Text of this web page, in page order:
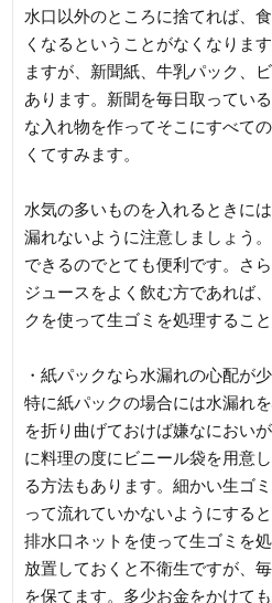
水口以外のところに捨てれば、
くなるということがなくなりま
ますが、新聞紙、牛乳パック、
あります。新聞を毎日取ってい
な入れ物を作ってそこにすべて
くてすみます。
水気の多いものを入れるときに
漏れないように注意しましょう
できるのでとても便利です。さ
ジュースをよく飲む方であれば
クを使って生ゴミを処理すること
・紙パックなら水漏れの心配が
特に紙パックの場合には水漏れ
を折り曲げておけば嫌なにおい
に料理の度にビニール袋を用意
る方法もあります。細かい生ゴ
って流れていかないようにする
排水口ネットを使って生ゴミを
放置しておくと不衛生ですが、
を保てます。多少お金をかけて